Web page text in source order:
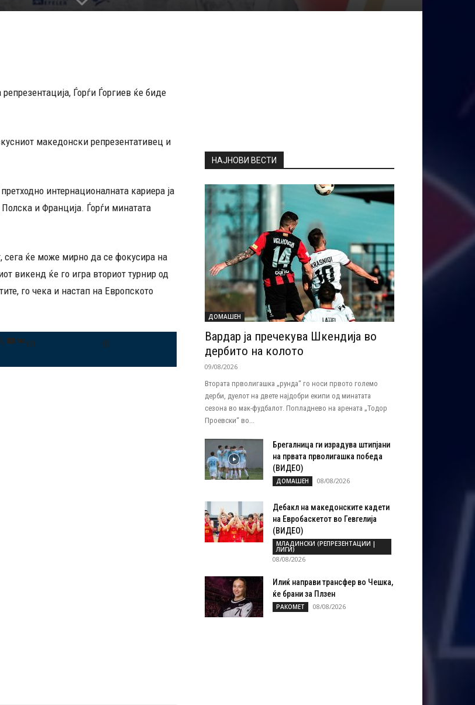
Ѓорѓи Ѓоргиев ќе биде
македонски репрезентативец и
интернационалната кариера ја
Полска и Франција. Ѓорѓи минатата
сега ќе може мирно да се фокусира на
викенд ќе го игра вториот турнир од
го чека и настап на Европското
YouTube
VK Mail Threads
НАЈНОВИ ВЕСТИ
ДОМАШЕН
Вардар ја пречекува Шкендија во
дербито на колото
09/08/2026
Втората прволигашка „рунда“ го носи првото големо
дерби, дуелот на двете најдобри екипи од минатата
сезона во мак-фудбалот. Попладнево на арената „Тодор
Проевски“ во...
Брегалница ги израдува штипјани
на првата прволигашка победа
(ВИДЕО)
ДОМАШЕН 08/08/2026
Дебакл на македонските кадети
на Евробаскетот во Гевгелија
(ВИДЕО)
МЛАДИНСКИ (РЕПРЕЗЕНТАЦИИ |
ЛИГИ)
08/08/2026
Илиќ направи трансфер во Чешка,
ќе брани за Плзен
РАКОМЕТ 08/08/2026